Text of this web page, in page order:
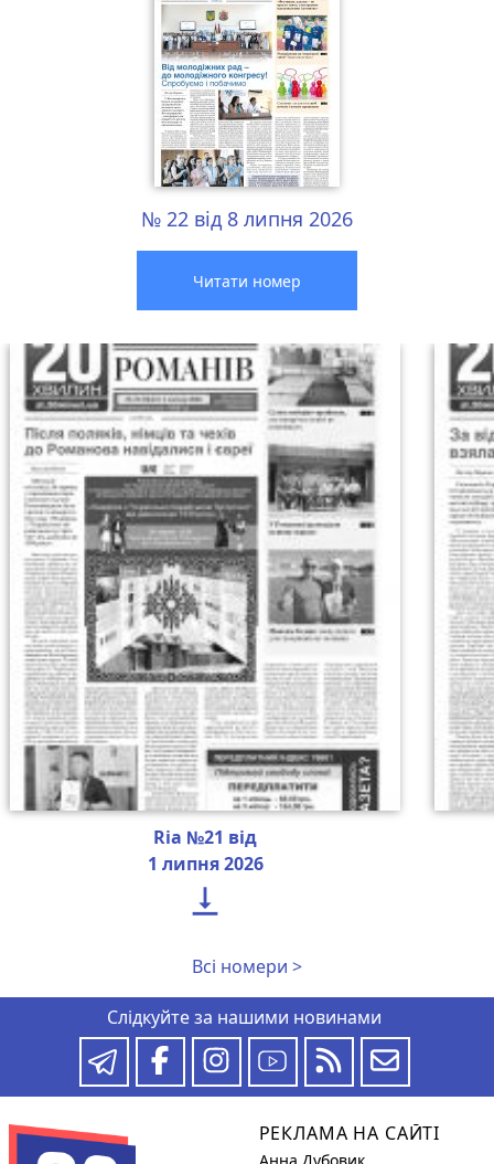
№ 22 від 8 липня 2026
Читати номер
Ria №21 від
1 липня 2026

Всі номери >
Слідкуйте за нашими новинами
РЕКЛАМА НА САЙТІ